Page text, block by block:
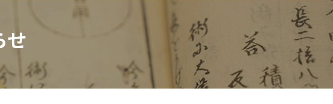
せ